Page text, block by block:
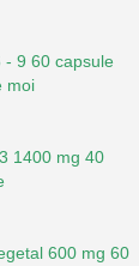
- 9 60 capsule
moi
1400 mg 40
600 mg 60